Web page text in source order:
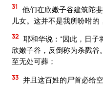
31
他们在欣嫩子谷建筑陀
儿女。这并不是我所吩咐
32 耶和华说：“因此，日
欣嫩子谷，反倒称为杀戮
至无处可葬；
33 并且这百姓的尸首必给